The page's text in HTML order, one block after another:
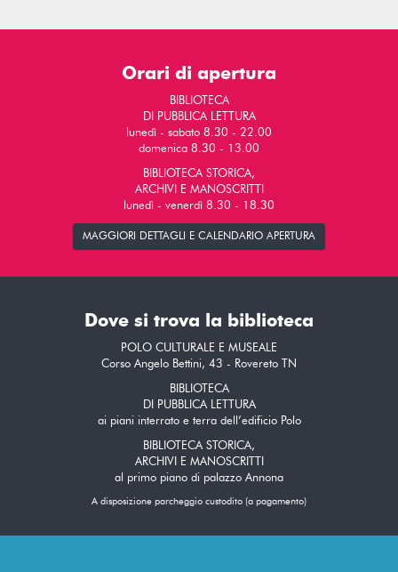
Orari di apertura
BIBLIOTECA
DI PUBBLICA LETTURA
lunedì - sabato 8.30 - 22.00
domenica 8.30 - 13.00
BIBLIOTECA STORICA,
ARCHIVI E MANOSCRITTI
lunedì - venerdì 8.30 - 18.30
MAGGIORI DETTAGLI E CALENDARIO APERTURA
Dove si trova la biblioteca
POLO CULTURALE E MUSEALE
Corso Angelo Bettini, 43 - Rovereto TN
BIBLIOTECA
DI PUBBLICA LETTURA
ai piani interrato e terra dell’edificio Polo
BIBLIOTECA STORICA,
ARCHIVI E MANOSCRITTI
al primo piano di palazzo Annona
A disposizione parcheggio custodito (a pagamento)